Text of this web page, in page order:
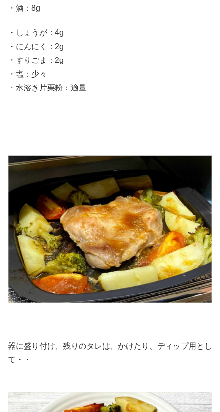
・酒：8g
・しょうが：4g
・にんにく：2g
・すりごま：2g
・塩：少々
・水溶き片栗粉：適量
器に盛り付け、残りのタレは、かけたり、ディップ用とし
て・・